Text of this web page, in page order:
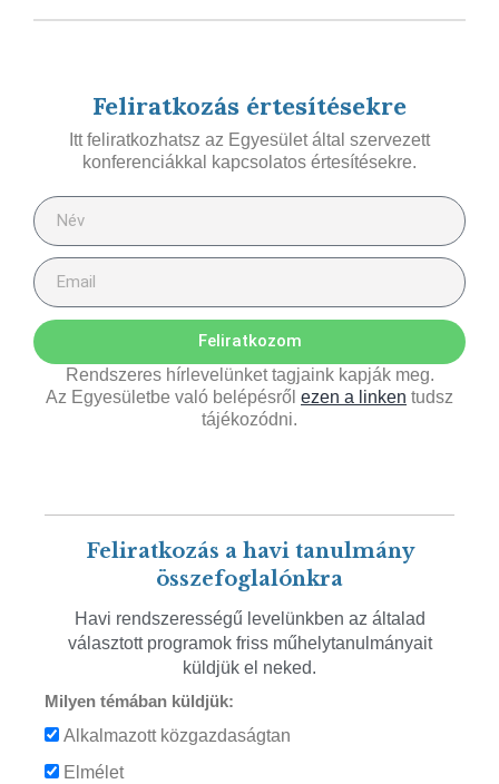
Feliratkozás értesítésekre
Itt feliratkozhatsz az Egyesület által szervezett
konferenciákkal kapcsolatos értesítésekre.
Feliratkozom
Rendszeres hírlevelünket tagjaink kapják meg.
Az Egyesületbe való belépésről ezen a linken tudsz
tájékozódni.
Feliratkozás a havi tanulmány
összefoglalónkra
Havi rendszerességű levelünkben az általad
választott programok friss műhelytanulmányait
küldjük el neked.
Milyen témában küldjük:
Alkalmazott közgazdaságtan
Elmélet